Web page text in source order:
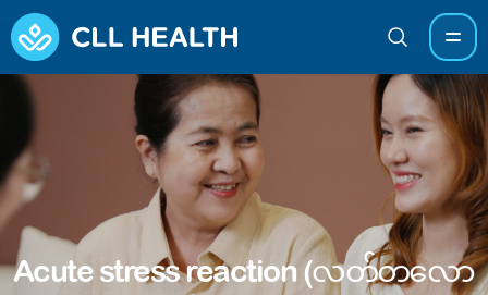
Acute stress reaction (လတ်တလော